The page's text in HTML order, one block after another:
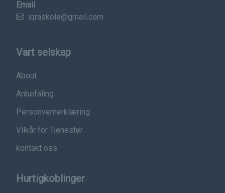
Email
iqraskole@gmail.com
Vart selskap
About
Anbefaling
Personvernerklæring
Vilkår for Tjenester
kontakt oss
Hurtigkoblinger